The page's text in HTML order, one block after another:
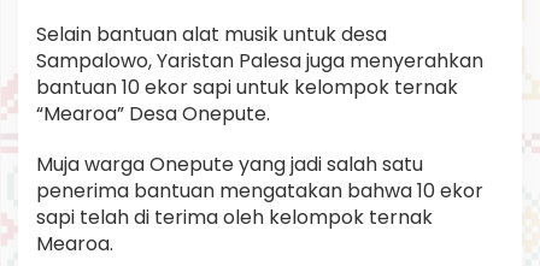
Selain bantuan alat musik untuk desa
Sampalowo, Yaristan Palesa juga menyerahkan
bantuan 10 ekor sapi untuk kelompok ternak
“Mearoa” Desa Onepute.
Muja warga Onepute yang jadi salah satu
penerima bantuan mengatakan bahwa 10 ekor
sapi telah di terima oleh kelompok ternak
Mearoa.